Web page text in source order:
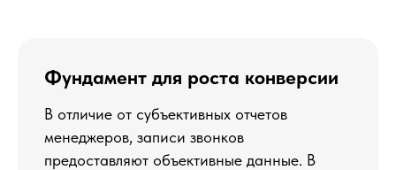
Фундамент для роста конверсии
В отличие от субъективных отчетов
менеджеров, записи звонков
предоставляют объективные данные. В